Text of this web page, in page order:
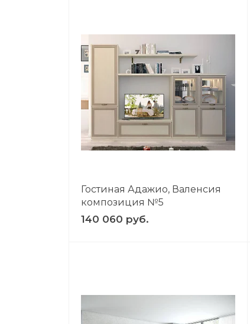
Гостиная Адажио, Валенсия
композиция №5
140 060 руб.
ВЫИГРАЙ МЕБЕЛЬ
КРУТИ!
покрутив колесо